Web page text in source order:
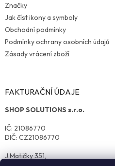
Značky
Jak číst ikony a symboly
Obchodní podmínky
Podmínky ochrany osobních údajů
Zásady vrácení zboží
FAKTURAČNÍ ÚDAJE
SHOP SOLUTIONS s.r.o.
IČ: 21086770
DIČ: CZ21086770
J.Matičky 351,